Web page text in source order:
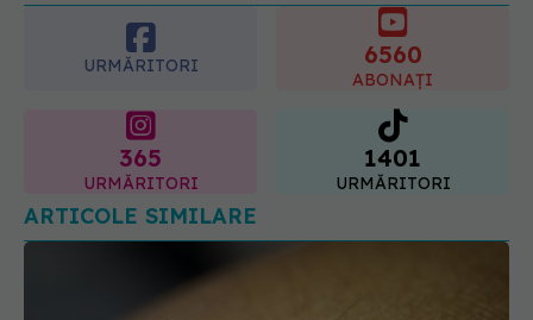
URMĂRITORI 6560
ABONAȚI
365
URMĂRITORI
1401
URMĂRITORI
ARTICOLE SIMILARE